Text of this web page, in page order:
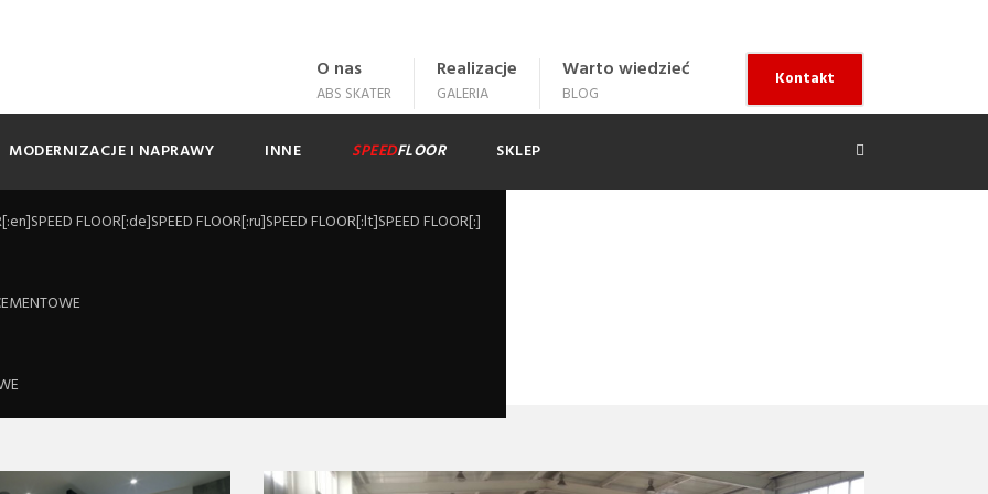
O nas
ABS SKATER
Realizacje
GALERIA
Warto wiedzieć
BLOG
Kontakt
FLOOR[:de]SPEED FLOOR[:ru]SPEED FLOOR[:lt]SPEED FLOOR[:]
MODERNIZACJE I NAPRAWY INNE SPEEDFLOOR SKLEP